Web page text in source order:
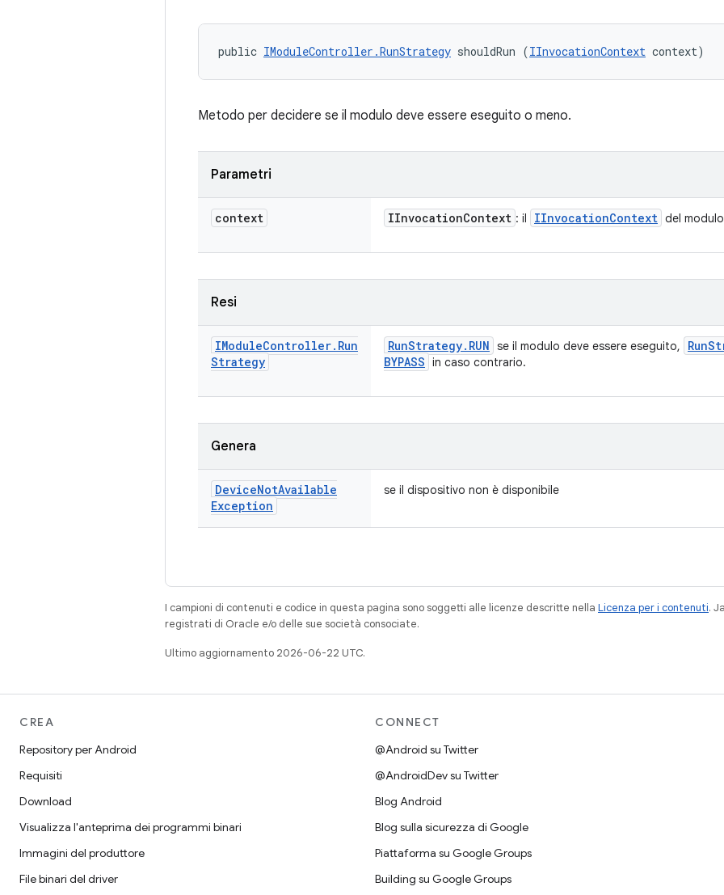
public IModuleController.RunStrategy shouldRun (IInvocationContext context)
Metodo per decidere se il modulo deve essere eseguito o meno.
Parametri
context IInvocationContext : il IInvocationContext del modulo
Resi
IModuleController. Run
Strategy
RunStrategy. RUN se il modulo deve essere eseguito, Run
BYPASS in caso contrario.
Genera
DeviceNotAvailable
Exception
se il dispositivo non è disponibile
I campioni di contenuti e codice in questa pagina sono soggetti alle licenze descritte nella Licenza per i contenuti.
registrati di Oracle e/o delle sue società consociate.
Ultimo aggiornamento 2026-06-22 UTC.
CREA
Repository per Android
Requisiti
Download
Visualizza l'anteprima dei programmi binari
Immagini del produttore
File binari del driver
CONNECT
@Android su Twitter
@AndroidDev su Twitter
Blog Android
Blog sulla sicurezza di Google
Piattaforma su Google Groups
Building su Google Groups